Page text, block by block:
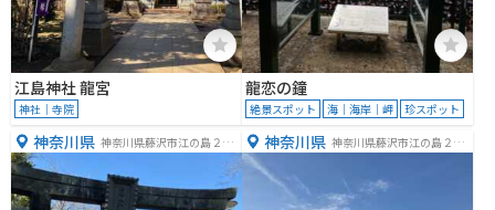
江島神社 龍宮
神社｜寺院
龍恋の鐘
絶景スポット 海｜海岸｜岬 珍スポット
神奈川県 神奈川県藤沢市江の島２丁
神奈川県 神奈川県藤沢市江の島２丁